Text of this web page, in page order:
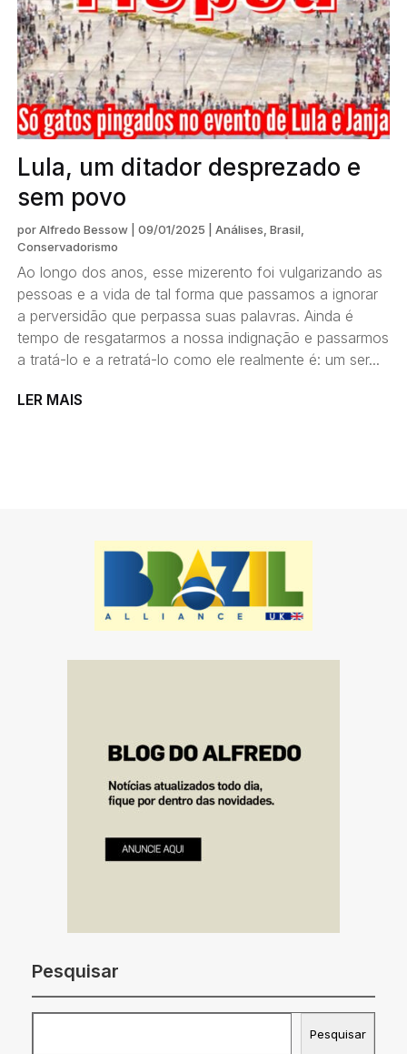
Lula, um ditador desprezado e
sem povo
porAlfredo Bessow 09/01/2025 Análises Brasil
Conservadorismo
Ao longo dos anos, esse mizerento foi vulgarizando as
pessoas e a vida de tal forma que passamos a ignorar
a perversidão que perpassa suas palavras. Ainda é
tempo de resgatarmos a nossa indignação e passarmos
a tratá-lo e a retratá-lo como ele realmente é: um ser...
LER MAIS
Pesquisar
Pesquisar